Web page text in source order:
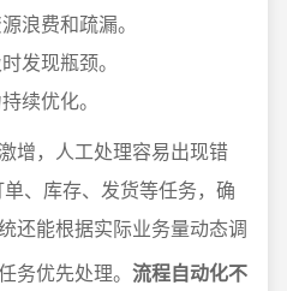
浪费和疏漏。
发现瓶颈。
续优化。
增，人工处理容易出现错
、库存、发货等任务，确
还能根据实际业务量动态调
务优先处理。 流程自动化不